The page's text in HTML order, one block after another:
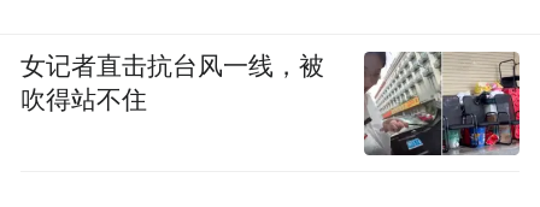
女记者直击抗台风一线，被
吹得站不住